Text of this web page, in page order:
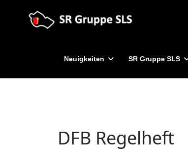
Neuigkeiten SR Gruppe SLS
DFB Regelheft